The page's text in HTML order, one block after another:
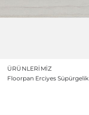
ÜRÜNLERIMIZ
Floorpan Erciyes Süpürgelik